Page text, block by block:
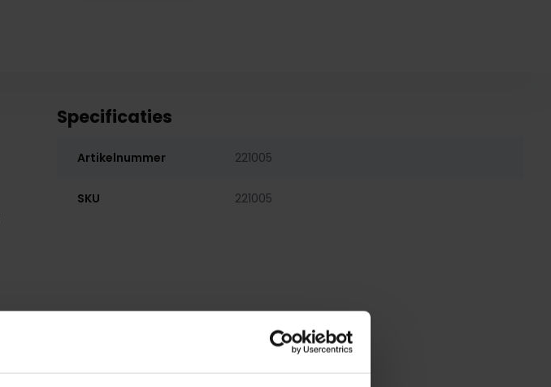
Specificaties
Artikelnummer 221005
SKU 221005